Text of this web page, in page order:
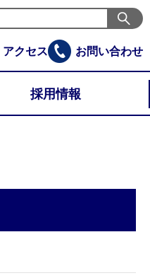
採用情報
アクセス お問い合わせ